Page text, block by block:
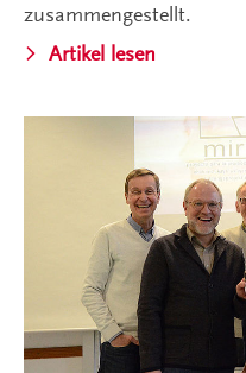
zusammengestellt.
Artikel lesen